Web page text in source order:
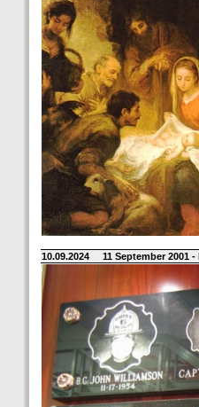
10.09.2024 11 September 2001